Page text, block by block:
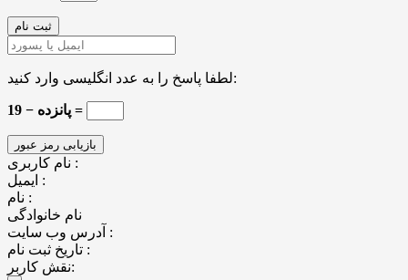
لطفا پاسخ را به عدد انگلیسی وارد کنید:
19 − پانزده =
نام کاربری :
ایمیل :
نام :
نام خانوادگی
آدرس وب سایت :
تاریخ ثبت نام :
نقش کاربر: